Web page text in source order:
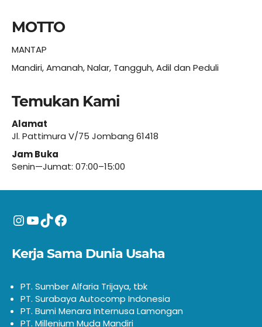
MOTTO
MANTAP
Mandiri, Amanah, Nalar, Tangguh, Adil dan Peduli
Temukan Kami
Alamat
Jl. Pattimura V/75 Jombang 61418
Jam Buka
Senin—Jumat: 07:00–15:00
Instagram
YouTube
TikTokFacebook
Kerja Sama Dunia Usaha
PT. Sumber Alfaria Trijaya, tbk
PT. Surabaya Autocomp Indonesia
PT. Bumi Menara Internusa Lamongan
PT. Millenium Muda Mandiri